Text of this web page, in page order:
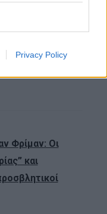
Privacy Policy
Η
το να
ήταν
Φρίμαν: Οι
και